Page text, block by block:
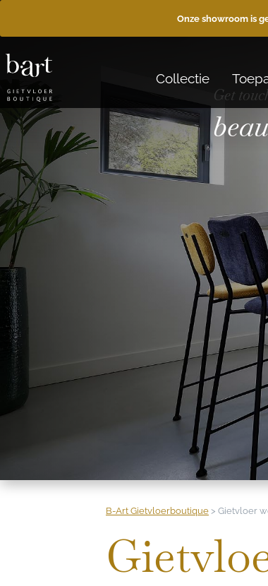
Onze showroom is
Collectie
Get
B-Art Gietvloerboutique > Gietvloer